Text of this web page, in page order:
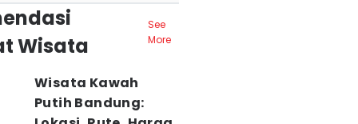
Wisata
See
More
Wisata Kawah
Putih Bandung: